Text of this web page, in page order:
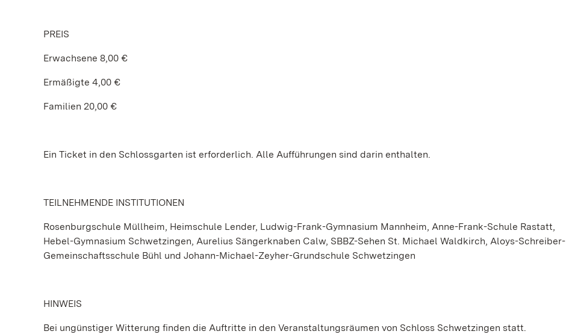
PREIS
Erwachsene 8,00 €
Ermäßigte 4,00 €
Familien 20,00 €
Ein Ticket in den Schlossgarten ist erforderlich. Alle Aufführungen sind darin enthalten.
TEILNEHMENDE INSTITUTIONEN
Rosenburgschule Müllheim, Heimschule Lender, Ludwig-Frank-Gymnasium Mannheim, Anne-Frank-Schule Rastatt,
Hebel-Gymnasium Schwetzingen, Aurelius Sängerknaben Calw, SBBZ-Sehen St. Michael Waldkirch, Aloys-Schreiber-
Gemeinschaftsschule Bühl und Johann-Michael-Zeyher-Grundschule Schwetzingen
HINWEIS
Bei ungünstiger Witterung finden die Auftritte in den Veranstaltungsräumen von Schloss Schwetzingen statt.